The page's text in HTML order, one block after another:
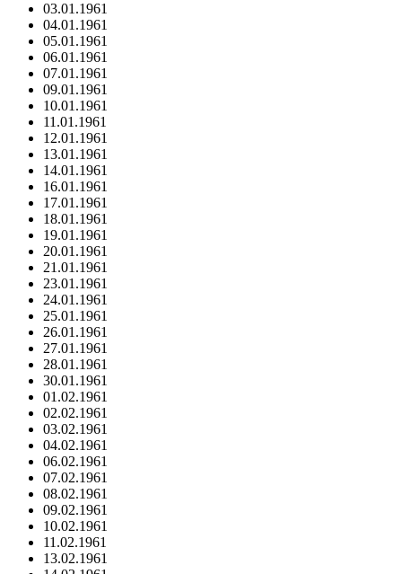
03.01.1961
04.01.1961
05.01.1961
06.01.1961
07.01.1961
09.01.1961
10.01.1961
11.01.1961
12.01.1961
13.01.1961
14.01.1961
16.01.1961
17.01.1961
18.01.1961
19.01.1961
20.01.1961
21.01.1961
23.01.1961
24.01.1961
25.01.1961
26.01.1961
27.01.1961
28.01.1961
30.01.1961
01.02.1961
02.02.1961
03.02.1961
04.02.1961
06.02.1961
07.02.1961
08.02.1961
09.02.1961
10.02.1961
11.02.1961
13.02.1961